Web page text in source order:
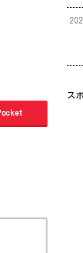
ス